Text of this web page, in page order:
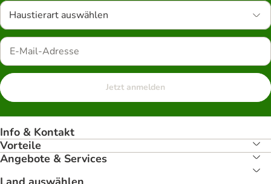
Haustierart auswählen
Jetzt anmelden
Info & Kontakt
Vorteile
Angebote & Services